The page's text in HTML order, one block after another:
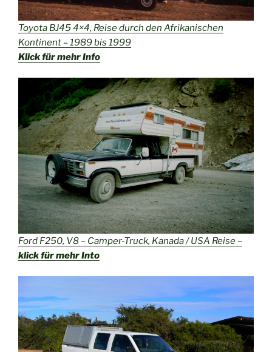
Toyota BJ45 4×4, Reise durch den Afrikanischen
Kontinent – 1989 bis 1999
Klick für mehr Info
Ford F250, V8 – Camper-Truck, Kanada / USA Reise –
klick für mehr Into